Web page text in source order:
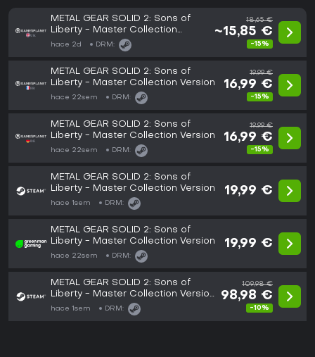
METAL GEAR SOLID 2: Sons of
Liberty - Master Collection
Version
hace 2d DRM:
18,65 €
~15,85 €
-15%
METAL GEAR SOLID 2: Sons of
Liberty - Master Collection Version
hace 22sem DRM:
19,99 €
16,99 €
-15%
METAL GEAR SOLID 2: Sons of
Liberty - Master Collection Version
hace 22sem DRM:
19,99 €
16,99 €
-15%
METAL GEAR SOLID 2: Sons of
Liberty - Master Collection Version
hace 1sem DRM:
19,99 €
METAL GEAR SOLID 2: Sons of
Liberty - Master Collection Version
hace 22sem DRM:
19,99 €
METAL GEAR SOLID 2: Sons of
Liberty - Master Collection Version
& METAL GEAR SOLID Δ: SNAKE
EATER Digital Deluxe Edition
hace 1sem DRM:
109,98 €
98,98 €
-10%